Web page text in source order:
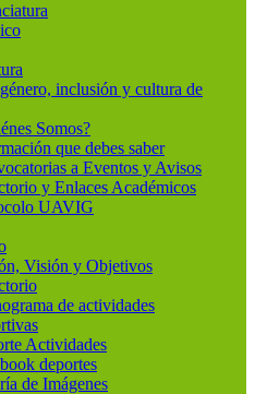
inclusión y cultura de
Somos?
que debes saber
a Eventos y Avisos
y Enlaces Académicos
UAVIG
Visión y Objetivos
de actividades
Actividades
deportes
de Imágenes